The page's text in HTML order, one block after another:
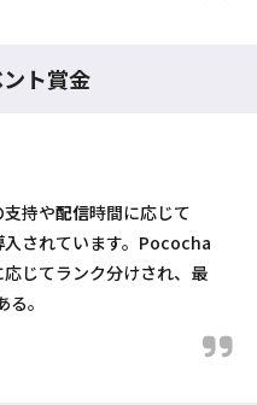
ト賞金
持や配信時間に応じて
入されています。Pococha
じてランク分けされ、最
。